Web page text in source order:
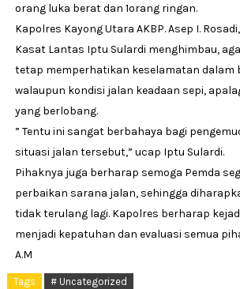
orang luka berat dan 1orang ringan.
Kapolres Kayong Utara AKBP. Asep I.
Kasat Lantas Iptu Sulardi menghimbau,
tetap memperhatikan keselamatan dalam
walaupun kondisi jalan keadaan sepi,
yang berlobang.
” Tentu ini sangat berbahaya bagi
situasi jalan tersebut,” ucap Iptu Sulardi.
Pihaknya juga berharap semoga Pemda
perbaikan sarana jalan, sehingga
tidak terulang lagi. Kapolres berharap
menjadi kepatuhan dan evaluasi semua
A.M
Tags # Uncategorized